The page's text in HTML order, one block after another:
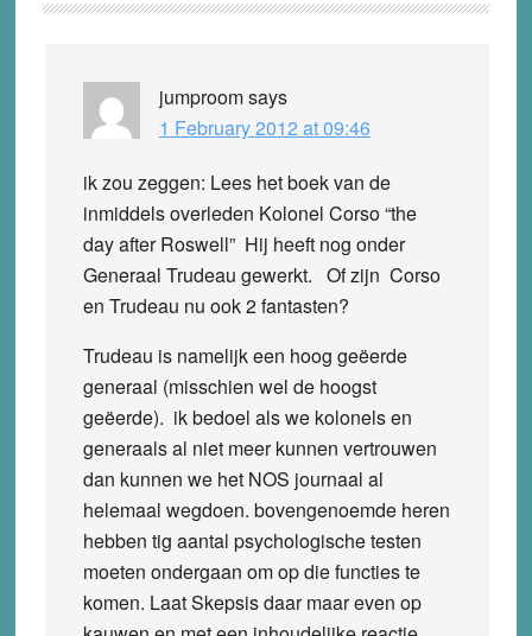
Interactions
jumproomsays
1 February 2012 at 09:46
ik zou zeggen: Lees het boek van de
inmiddels overleden Kolonel Corso “the
day after Roswell” Hij heeft nog onder
Generaal Trudeau gewerkt. Of zijn Corso
en Trudeau nu ook 2 fantasten?
Trudeau is namelijk een hoog geëerde
generaal (misschien wel de hoogst
geëerde). ik bedoel als we kolonels en
generaals al niet meer kunnen vertrouwen
dan kunnen we het NOS journaal al
helemaal wegdoen. bovengenoemde heren
hebben tig aantal psychologische testen
moeten ondergaan om op die functies te
komen. Laat Skepsis daar maar even op